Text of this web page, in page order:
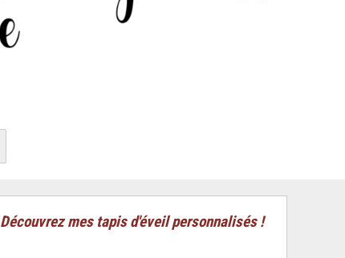
Découvrez mes tapis d'éveil personnalisés !